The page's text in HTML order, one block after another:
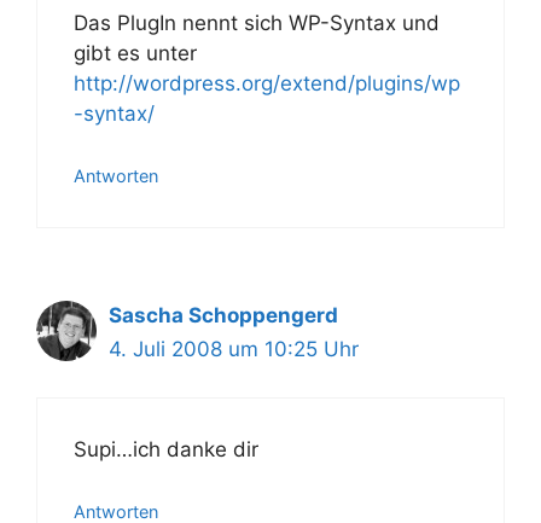
Das PlugIn nennt sich WP-Syntax und
gibt es unter
http://wordpress.org/extend/plugins/wp
-syntax/
Antworten
Sascha Schoppengerd
4. Juli 2008 um 10:25 Uhr
Supi…ich danke dir
Antworten